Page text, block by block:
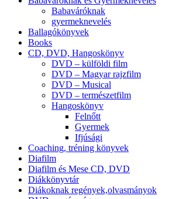
Babaváróknak
gyermeknevelés
Ballagókönyvek
Books
CD, DVD, Hangoskönyv
DVD – külföldi film
DVD – Magyar rajzfilm
DVD – Musical
DVD – természetfilm
Hangoskönyv
Felnőtt
Gyermek
Ifjúsági
Coaching, tréning könyvek
Diafilm
Diafilm és Mese CD, DVD
Diákkönyvtár
Diákoknak regények,olvasmányok